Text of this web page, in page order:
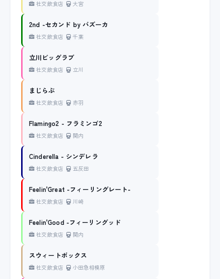
社交飲食店 大宮
2nd -セカンド by バズーカ
社交飲食店 千葉
立川ビッグラブ
社交飲食店 立川
まじらぶ
社交飲食店 赤羽
Flamingo2 - フラミンゴ2
社交飲食店 関内
Cinderella - シンデレラ
社交飲食店 五反田
Feelin'Great -フィーリングレート-
社交飲食店 川崎
Feelin'Good -フィーリングッド
社交飲食店 関内
スウィートボックス
社交飲食店 小田急相模原